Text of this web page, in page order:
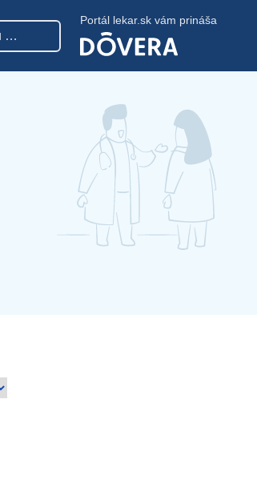
Portál lekar.sk vám prináša